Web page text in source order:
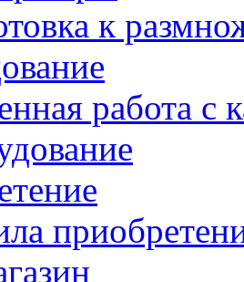
к
работа с